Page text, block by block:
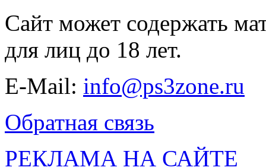
Сайт может содержать
для лиц до 18 лет.
E-Mail: info@ps3zone.ru
Обратная связь
РЕКЛАМА НА САЙТЕ